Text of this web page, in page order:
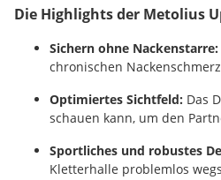
Die Highlights der Metolius
Sichern ohne Nackenstarre:
chronischen
Optimiertes Sichtfeld: Das
schauen kann, um den
Sportliches und robustes
Kletterhalle problemlos